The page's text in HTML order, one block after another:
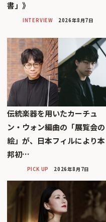
書」》
INTERVIEW 2026年8月7日
伝統楽器を用いたカーチュ
ン・ウォン編曲の「展覧会の
絵」が、日本フィルにより本
邦初…
PICK UP 2026年8月7日